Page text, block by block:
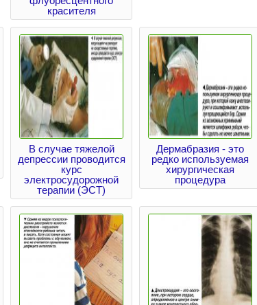
красителя
В случае тяжелой
депрессии проводится
курс
электросудорожной
терапии (ЭСТ)
Дермабразия - это
редко используемая
хирургическая
процедура